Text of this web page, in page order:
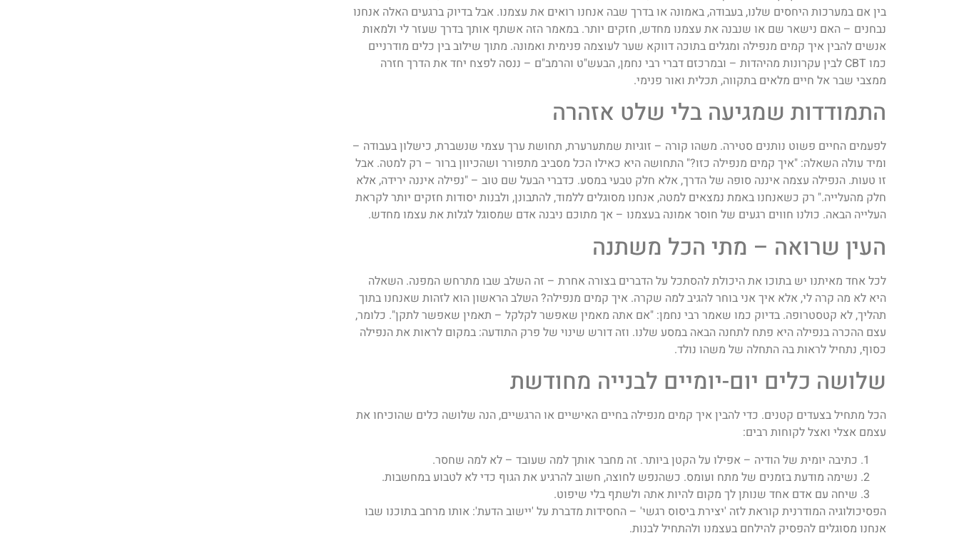
בין אם במערכות היחסים שלנו, בעבודה, באמונה או בדרך שבה אנחנו רואים את עצמנו. אבל בדיוק ברגעים האלה אנחנו
נבחנים – האם נישאר שם או שנבנה את עצמנו מחדש, חזקים יותר. במאמר הזה אשתף אותך בדרך שעזר לי ולמאות
אנשים להבין איך קמים מנפילה ומגלים בתוכה דווקא שער לעוצמה פנימית ואמונה. מתוך שילוב בין כלים מודרניים
כמו CBT לבין עקרונות מהיהדות – ובמרכזם דברי רבי נחמן, הבעש"ט והרמב"ם – ננסה לפצח יחד את הדרך חזרה
ממצבי שבר אל חיים מלאים בתקווה, תכלית ואור פנימי.
התמודדות שמגיעה בלי שלט אזהרה
לפעמים החיים פשוט נותנים סטירה. משהו קורה – זוגיות שמתערערת, תחושת ערך עצמי שנשברת, כישלון בעבודה –
ומיד עולה השאלה: "איך קמים מנפילה כזו?" התחושה היא כאילו הכל מסביב מתפורר ושהכיוון ברור – רק למטה. אבל
זו טעות. הנפילה עצמה איננה סופה של הדרך, אלא חלק טבעי במסע. כדברי הבעל שם טוב – "נפילה איננה ירידה, אלא
חלק מהעלייה." רק כשאנחנו באמת נמצאים למטה, אנחנו מסוגלים ללמוד, להתבונן, ולבנות יסודות חזקים יותר לקראת
העלייה הבאה. כולנו חווים רגעים של חוסר אמונה בעצמנו – אך מתוכם ניבנה אדם שמסוגל לגלות את עצמו מחדש.
העין שרואה – מתי הכל משתנה
לכל אחד מאיתנו יש בתוכו את היכולת להסתכל על הדברים בצורה אחרת – זה השלב שבו מתרחש המפנה. השאלה
היא לא מה קרה לי, אלא איך אני בוחר להגיב למה שקרה. איך קמים מנפילה? השלב הראשון הוא לזהות שאנחנו בתוך
תהליך, לא קטסטרופה. בדיוק כמו שאמר רבי נחמן: "אם אתה מאמין שאפשר לקלקל – תאמין שאפשר לתקן". כלומר,
עצם ההכרה בנפילה היא פתח לתחנה הבאה במסע שלנו. וזה דורש שינוי של פרק התודעה: במקום לראות את הנפילה
כסוף, נתחיל לראות בה התחלה של משהו נולד.
שלושה כלים יום-יומיים לבנייה מחודשת
הכל מתחיל בצעדים קטנים. כדי להבין איך קמים מנפילה בחיים האישיים או הרגשיים, הנה שלושה כלים שהוכיחו את
עצמם אצלי ואצל לקוחות רבים:
כתיבה יומית של הודיה – אפילו על הקטן ביותר. זה מחבר אותך למה שעובד – לא למה שחסר.
נשימה מודעת בזמנים של מתח ועומס. כשהנפש לחוצה, חשוב להרגיע את הגוף כדי לא לטבוע במחשבות.
שיחה עם אדם אחד שנותן לך מקום להיות אתה ולשתף בלי שיפוט.
הפסיכולוגיה המודרנית קוראת לזה 'יצירת ביסוס רגשי' – החסידות מדברת על 'יישוב הדעת': אותו מרחב בתוכנו שבו
אנחנו מסוגלים להפסיק להילחם בעצמנו ולהתחיל לבנות.